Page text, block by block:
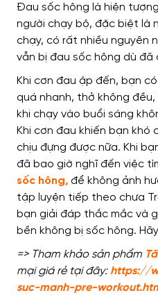
Đau sốc hông là hiện
người chạy bộ, đặc biệt là
chạy, có rất nhiều nguyên
vẫn bị đau sốc hông dù đã
Khi cơn đau ập đến, bạn
quá nhanh, thở không
khi chạy vào buổi sáng
Khi cơn đau khiến bạn khó
chịu đựng được nữa. Khi
đã bao giờ nghĩ đến việc
sốc hông, để không ảnh
tập luyện tiếp theo chưa
bạn giải đáp thắc mắc và
bền không bị sốc hông.
=> Tham khảo sản phẩm
mại giá rẻ tại đây: https://
suc-manh-pre-